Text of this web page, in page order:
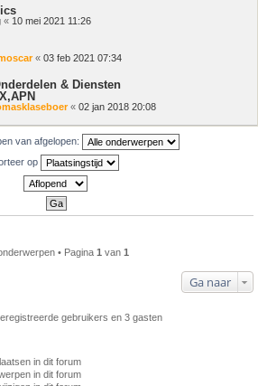
« 10 mei 2021 11:26
« 03 feb 2021 07:34
& Diensten
« 02 jan 2018 20:08
van afgelopen:
op
• Pagina 1 van 1
Ga naar
gebruikers en 3 gasten
in dit forum
in dit forum